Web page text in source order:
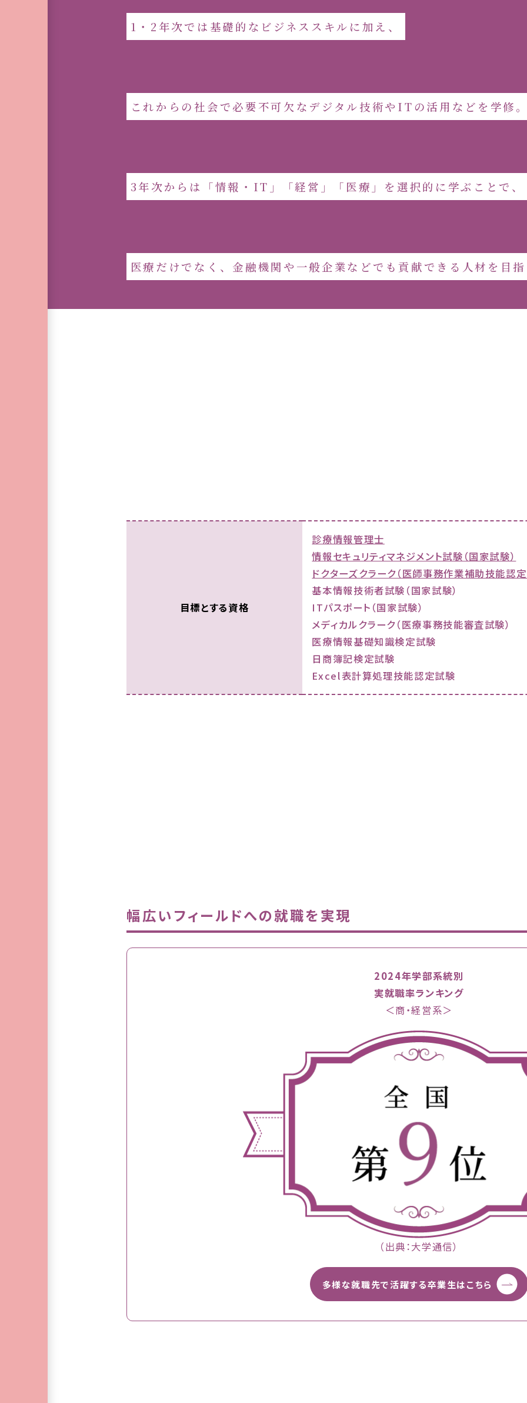
1・2年次では基礎的なビジネススキルに加え、
これからの社会で必要不可欠なデジタル技術やITの活用などを学修
3年次からは「情報・IT」「経営」「医療」を選択的に学ぶことで、
医療だけでなく、金融機関や一般企業などでも貢献できる人材を目
目標とする資格
診療情報管理士
情報セキュリティマネジメント試験（国家試験）
ドクターズクラーク（医師事務作業補助技能認
基本情報技術者試験（国家試験）
ITパスポート（国家試験）
メディカルクラーク（医療事務技能審査試験）
医療情報基礎知識検定試験
日商簿記検定試験
Excel表計算処理技能認定試験
幅広いフィールドへの就職を実現
2024年学部系統別
実就職率ランキング
＜商・経営系＞
（出典：大学通信）
多様な就職先で活躍する卒業生はこちら